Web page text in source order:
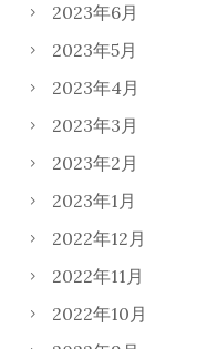
2023年6月
2023年5月
2023年4月
2023年3月
2023年2月
2023年1月
2022年12月
2022年11月
2022年10月